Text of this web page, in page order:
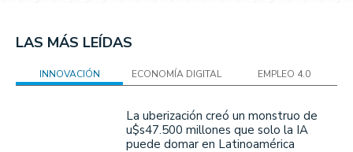
LAS MÁS LEÍDAS
INNOVACIÓN ECONOMÍA DIGITAL EMPLEO 4.0
La uberización creó un monstruo de
u$s47.500 millones que solo la IA
puede domar en Latinoamérica